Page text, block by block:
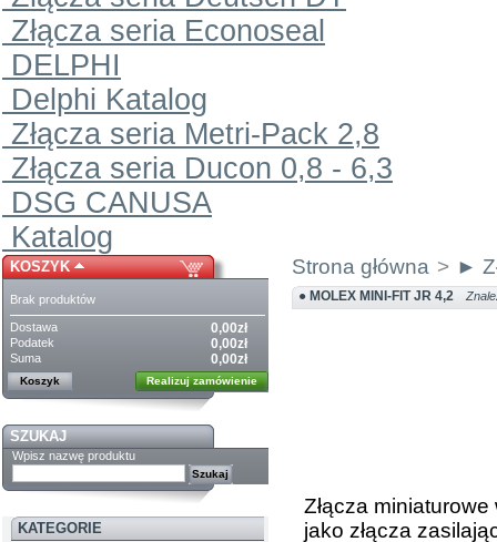
Złącza seria Econoseal
DELPHI
Delphi Katalog
Złącza seria Metri-Pack 2,8
Złącza seria Ducon 0,8 - 6,3
DSG CANUSA
Katalog
KOSZYK
Brak produktów
Dostawa 0,00zł
Podatek 0,00zł
Suma 0,00zł
Koszyk Realizuj zamówienie
SZUKAJ
Wpisz nazwę produktu
KATEGORIE
Strona główna > ►
● MOLEX MINI-FIT JR 4,2
Złącza
jako złącza